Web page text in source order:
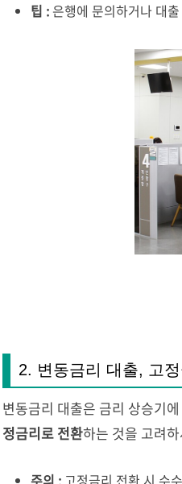
팁 : 은행에 문의하거나 대
2. 변동금리 대출, 고
변동금리 대출은 금리 상승기
정금리로 전환하는 것을 고려
주의 :고정금리 전환 시 수